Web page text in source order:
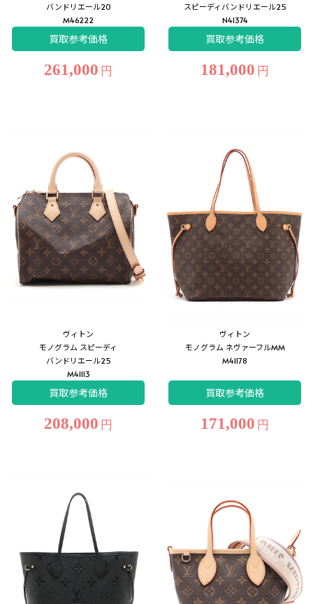
バンドリエール20
M46222
買取参考価格
261,000 円
スピーディバンドリエール25
N41374
買取参考価格
181,000 円
ヴィトン
モノグラム スピーディ
バンドリエール25
M41113
買取参考価格
208,000 円
ヴィトン
モノグラム ネヴァーフルMM
M41178
買取参考価格
171,000 円